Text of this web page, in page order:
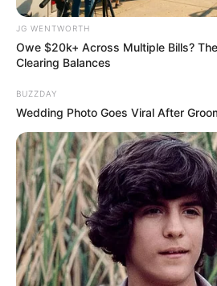
“พระพรหม”ผู้ลิขิต ขอพรอย่างไรให้สำเร็
มีคำตอบที่นี่
22 ก.ค. 2019
JG WENTWORTH
Owe $20k+ Across Multiple Bills?
Clearing Balances
BUZZDAY
Wedding Photo Goes Viral After